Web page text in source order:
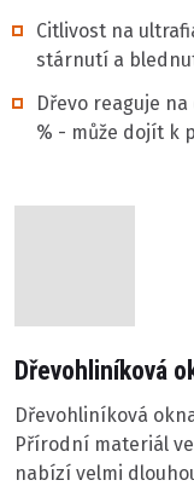
Citlivost na
stárnutí a
Dřevo reaguje
% - může dojít k
Dřevohliníková
Dřevohliníková
Přírodní materiál
nabízí velmi